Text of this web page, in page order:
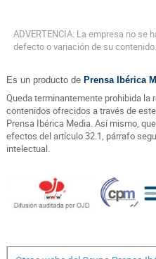
ADVERTENCIA: La empresa no se
defecto o variación de su contenido.
Es un producto de Prensa Ibérica
Queda terminantemente prohibida la
contenidos ofrecidos a través de
Prensa Ibérica Media. Así mismo,
efectos del artículo 32.1, párrafo
intelectual.